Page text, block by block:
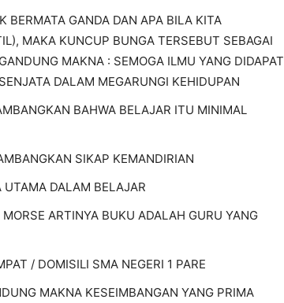
BERMATA GANDA DAN APA BILA KITA
MAKA KUNCUP BUNGA TERSEBUT SEBAGAI
MAKNA : SEMOGA ILMU YANG DIDAPAT
DALAM MEGARUNGI KEHIDUPAN
BAHWA BELAJAR ITU MINIMAL
SIKAP KEMANDIRIAN
DALAM BELAJAR
ARTINYA BUKU ADALAH GURU YANG
/ DOMISILI SMA NEGERI 1 PARE
MAKNA KESEIMBANGAN YANG PRIMA